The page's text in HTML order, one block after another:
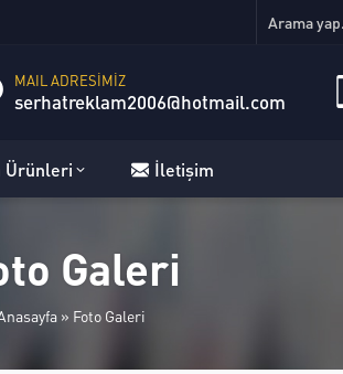
MAIL ADRESİMİZ
serhatreklam2006@hotmail.com
Ürünleri İletişim
Galeri
» Foto Galeri